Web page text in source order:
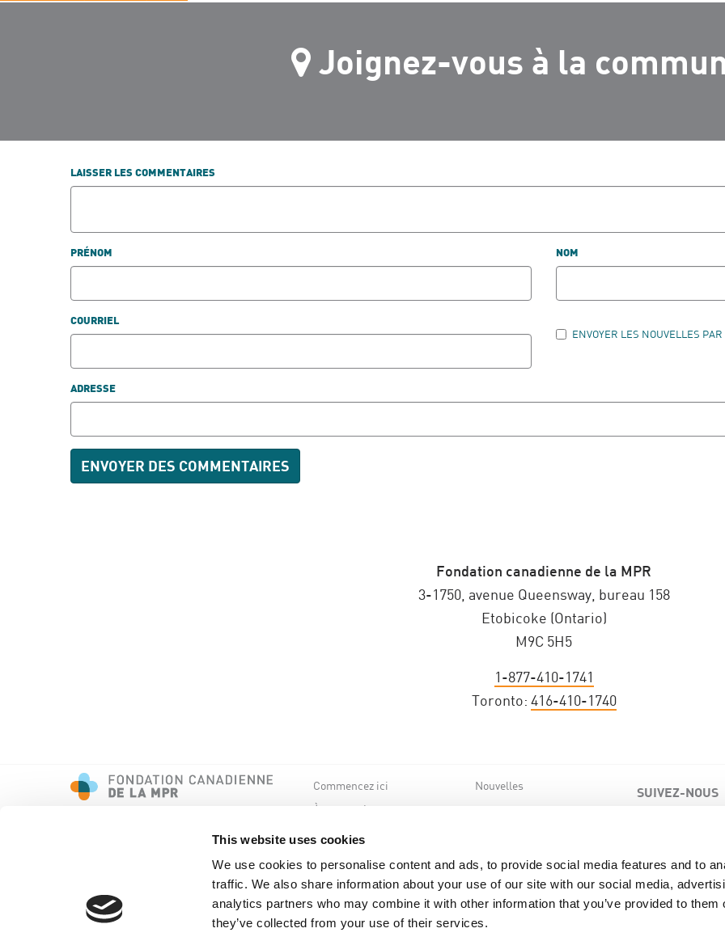
This website uses cookies
We use cookies to personalise content and ads, to provide social media features and to
traffic. We also share information about your use of our site with our social media,
analytics partners who may combine it with other information that you’ve provided to them
they’ve collected from your use of their services.
Joignez-vous à la
LAISSER LES COMMENTAIRES
PRÉNOM NOM
COURRIEL
ENVOYER LES NOUVELLES PAR
ADRESSE
Fondation canadienne de la MPR
3-1750, avenue Queensway, bureau 158
Etobicoke (Ontario)
M9C 5H5
1-877-410-1741
Toronto: 416-410-1740
Commencez ici
À propos de nous
Événements
Nouvelles SUIVEZ-NOUS